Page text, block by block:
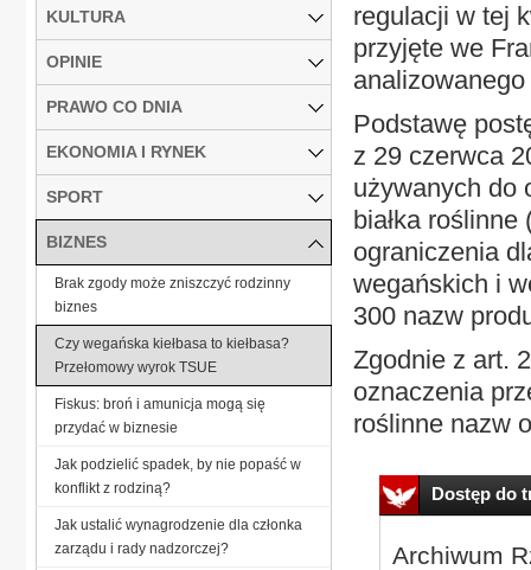
regulacji w tej
przyjęte we
Podstawę
z 29 czerwca
używanych do
białka roślinne
ograniczenia
wegańskich i
300 nazw
Zgodnie z art.
oznaczenia
roślinne nazw
Dostęp do
Archiwum
KULTURA
OPINIE
PRAWO CO DNIA
EKONOMIA I RYNEK
SPORT
BIZNES
Brak zgody może zniszczyć rodzinny
biznes
Czy wegańska kiełbasa to kiełbasa?
Przełomowy wyrok TSUE
Fiskus: broń i amunicja mogą się
przydać w biznesie
Jak podzielić spadek, by nie popaść w
konflikt z rodziną?
Jak ustalić wynagrodzenie dla członka
zarządu i rady nadzorczej?